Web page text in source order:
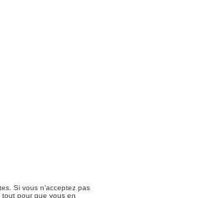
Si vous n’acceptez pas
tout pour que vous en